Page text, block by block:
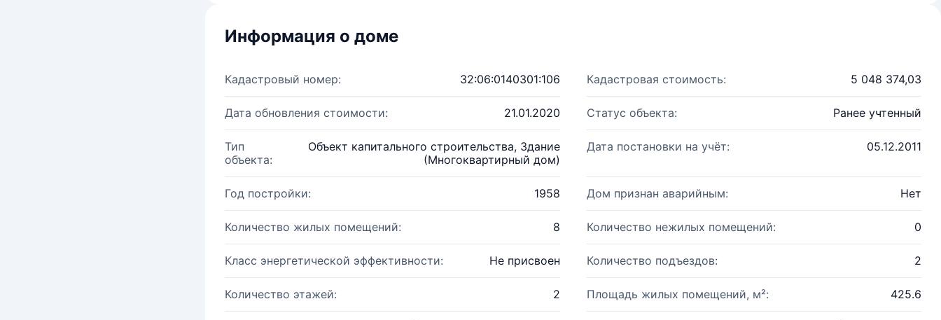
Информация о доме
Кадастровый номер: 32:06:0140301:106 Кадастровая стоимость: 5 048 374,03
Дата обновления стоимости: 21.01.2020 Статус объекта: Ранее учтенный
Тип
объекта:
Объект капитального строительства, Здание
(Многоквартирный дом)
Дата постановки на учёт: 05.12.2011
Год постройки: 1958 Дом признан аварийным: Нет
Количество жилых помещений: 8 Количество нежилых помещений: 0
Класс энергетической эффективности: Не присвоен Количество подъездов: 2
Количество этажей: 2 Площадь жилых помещений, м²: 425.6